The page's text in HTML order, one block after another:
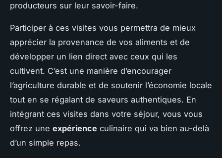
producteurs sur leur savoir-faire.
Participer à ces visites vous permettra de mieux
apprécier la provenance de vos aliments et de
développer un lien direct avec ceux qui les
cultivent. C’est une manière d’encourager
l’agriculture durable et de soutenir l’économie locale
tout en se régalant de saveurs authentiques. En
intégrant ces visites dans votre séjour, vous vous
offrez une expérience culinaire qui va bien au-delà
d’un simple repas.